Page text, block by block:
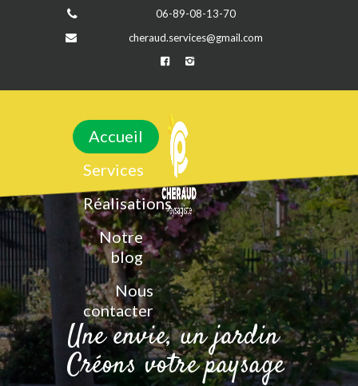
06-89-08-13-70
cheraud.services@gmail.com
Accueil
Services
Réalisations
Notre
blog
Nous
contacter
Une envie, un jardin
Créons votre paysage